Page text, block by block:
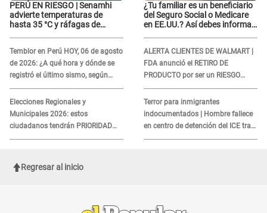
PERÚ EN RIESGO | Senamhi
advierte temperaturas de
hasta 35 °C y ráfagas de
Temblor en Perú HOY, 06 de agosto
de 2026: ¿A qué hora y dónde se
registró el último sismo, según
IGP?
Elecciones Regionales y
Municipales 2026: estos
ciudadanos tendrán PRIORIDAD
para votar el 4 de octubre
¿Tu familiar es un beneficiario
del Seguro Social o Medicare
en EE.UU.? Así debes informar
ALERTA CLIENTES DE WALMART |
FDA anunció el RETIRO DE
PRODUCTO por ser un RIESGO
MORTAL para consumidores: ¿Cuál
es?
Terror para inmigrantes
indocumentados | Hombre fallece
en centro de detención del ICE tras
sufrir una "emergencia médica"
Regresar al inicio